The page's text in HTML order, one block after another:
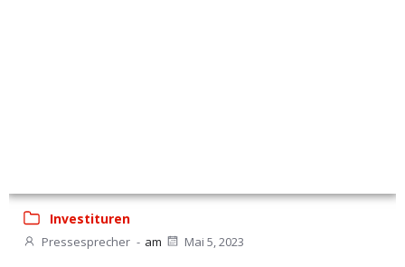
Investituren
Pressesprecher - am Mai 5, 2023